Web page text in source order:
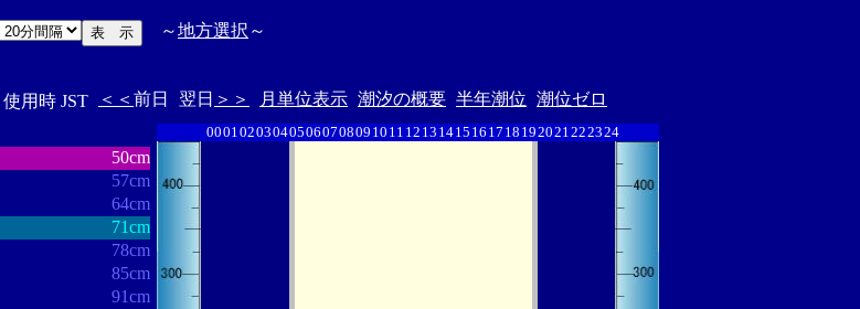
～地方選択 ～
使用時 JST ＜＜ 前日 翌日 ＞＞ 月単位表示 潮汐の概要 半年潮位 潮位ゼロ
50cm
57cm
64cm
71cm
78cm
85cm
91cm
00010203040506070809 10 11 12 13 1415 16 17 18 192021222324